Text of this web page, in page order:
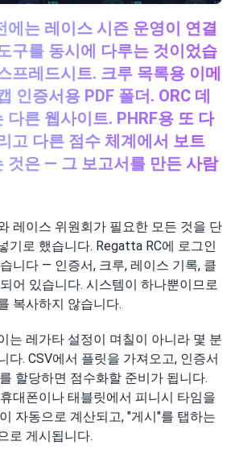
에는 레이스 시즌 운영이 연결
구를 동시에 다루는 것이었습
프레드시트. 크루 목록용 이메
인증서용 PDF 폴더. ORC 데
다른 웹사이트. PHRF용 또 다
고 다른 점수 체계에서 보트
것은 — 그 보고서를 만든 사람
레이스 위원회가 필요한 모든 것을 단
기로 했습니다. Regatta RC에 로그인
니다 — 인증서, 크루, 레이스 기록, 클
어 있습니다. 시스템이 하나뿐이므로
복사하지 않습니다.
는 레가타 설정이 며칠이 아니라 몇 분
다. CSV에서 플릿을 가져오고, 인증서
할당하면 점수화할 준비가 됩니다.
대폰이나 태블릿에서 피니시 타임을
자동으로 계산되고, "게시"를 탭하는
로 게시됩니다.